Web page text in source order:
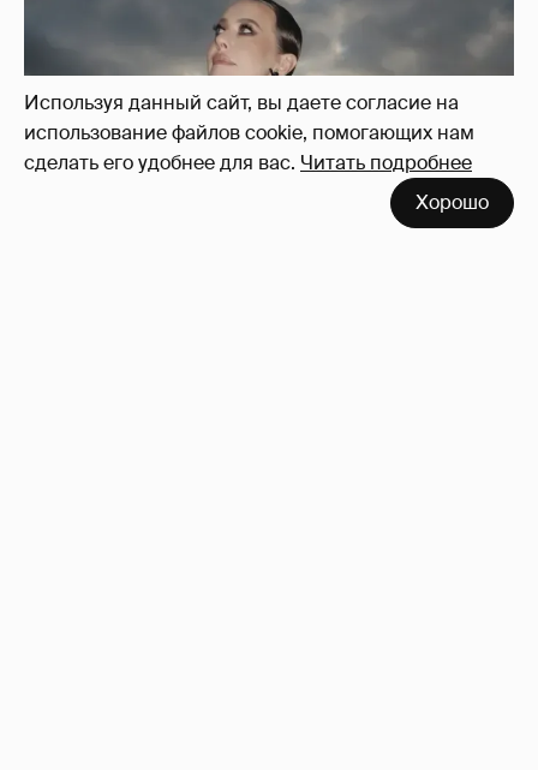
Используя данный сайт, вы даете согласие на
использование файлов cookie, помогающих нам
сделать его удобнее для вас. Читать подробнее
Хорошо